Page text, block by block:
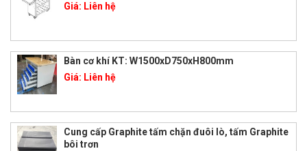
Giá: Liên hệ
Bàn cơ khí KT: W1500xD750xH800mm
Giá: Liên hệ
Cung cấp Graphite tấm chặn đuôi lò, tấm Graphite
bôi trơn